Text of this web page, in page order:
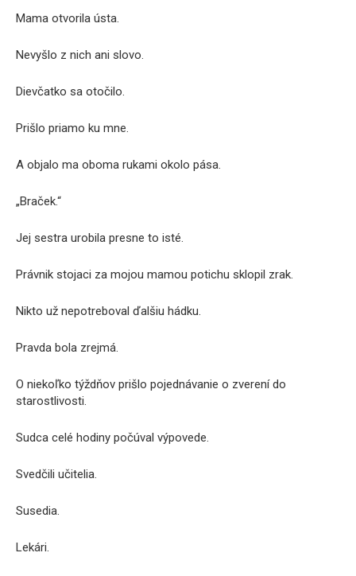
Mama otvorila ústa.
Nevyšlo z nich ani slovo.
Dievčatko sa otočilo.
Prišlo priamo ku mne.
A objalo ma oboma rukami okolo pása.
„Braček.“
Jej sestra urobila presne to isté.
Právnik stojaci za mojou mamou potichu sklopil zrak.
Nikto už nepotreboval ďalšiu hádku.
Pravda bola zrejmá.
O niekoľko týždňov prišlo pojednávanie o zverení do
starostlivosti.
Sudca celé hodiny počúval výpovede.
Svedčili učitelia.
Susedia.
Lekári.